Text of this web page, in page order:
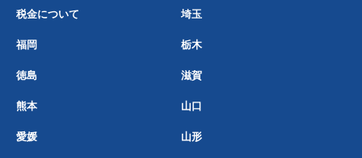
税金について 埼玉
福岡 栃木
徳島 滋賀
熊本 山口
愛媛 山形